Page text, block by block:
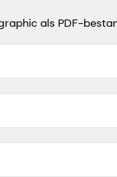
als PDF-